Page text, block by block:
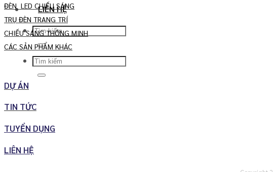
LIÊN HỆ
Search
for:
Search
ĐÈN LED CHIẾU SÁNG
TRỤ ĐÈN TRANG TRÍ
CHIẾU SÁNG THÔNG MINH
CÁC SẢN PHẨM KHÁC
DỰ ÁN
TIN TỨC
TUYỂN DỤNG
LIÊN HỆ